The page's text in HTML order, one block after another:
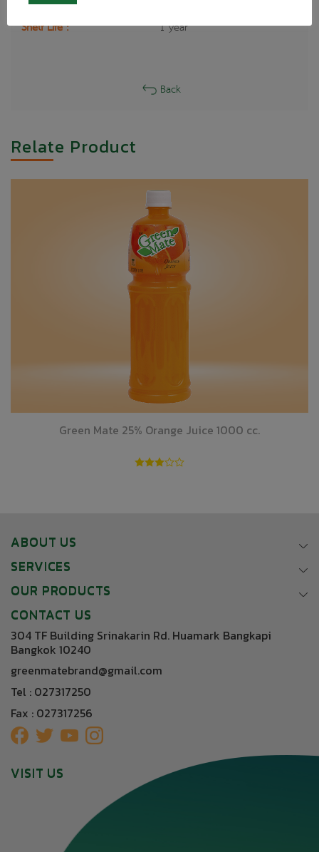
Shelf Life :
1 year
Back
Relate Product
Green Mate 25% Orange Juice 1000 cc.
ABOUT US
SERVICES
OUR PRODUCTS
CONTACT US
304 TF Building Srinakarin Rd. Huamark Bangkapi
Bangkok 10240
greenmatebrand@gmail.com
Tel : 027317250
Fax : 027317256
VISIT US